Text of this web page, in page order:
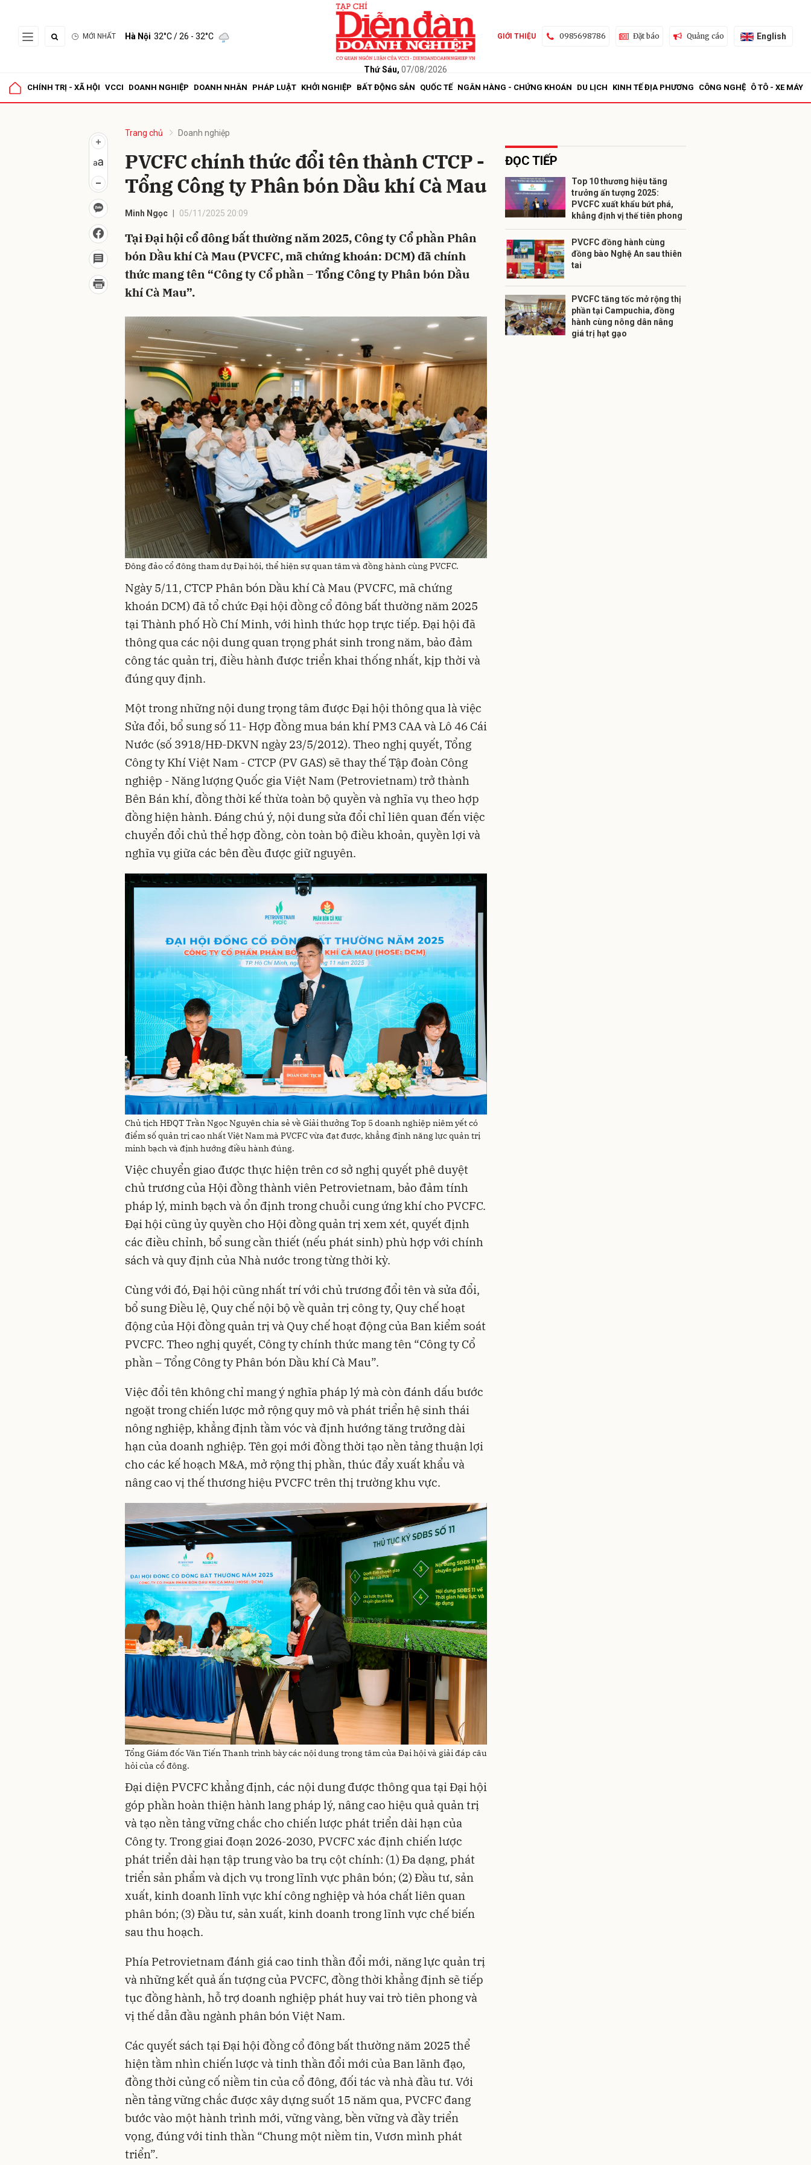
MỚI NHẤT Hà Nội 32°C/ 26 - 32°C
Thứ Sáu, 07/08/2026
GIỚI THIỆU 0985698786 Đặt báo Quảng cáo English
CHÍNH TRỊ - XÃ HỘI VCCI DOANH NGHIỆP DOANH NHÂN PHÁP LUẬT KHỞI NGHIỆP BẤT ĐỘNG SẢN QUỐC TẾ NGÂN HÀNG - CHỨNG KHOÁN DU LỊCH KINH TẾ ĐỊA PHƯƠNG CÔNG NGHỆ Ô TÔ - XE MÁY
Trang chủ Doanh nghiệp
PVCFC chính thức đổi tên thành CTCP -
Tổng Công ty Phân bón Dầu khí Cà Mau
Minh Ngọc 05/11/2025 20:09
Tại Đại hội cổ đông bất thường năm 2025, Công ty Cổ phần Phân
bón Dầu khí Cà Mau (PVCFC, mã chứng khoán: DCM) đã chính
thức mang tên “Công ty Cổ phần – Tổng Công ty Phân bón Dầu
khí Cà Mau”.
Đông đảo cổ đông tham dự Đại hội, thể hiện sự quan tâm và đồng hành cùng PVCFC.
Ngày 5/11, CTCP Phân bón Dầu khí Cà Mau (PVCFC, mã chứng
khoán DCM) đã tổ chức Đại hội đồng cổ đông bất thường năm 2025
tại Thành phố Hồ Chí Minh, với hình thức họp trực tiếp. Đại hội đã
thông qua các nội dung quan trọng phát sinh trong năm, bảo đảm
công tác quản trị, điều hành được triển khai thống nhất, kịp thời và
đúng quy định.
Một trong những nội dung trọng tâm được Đại hội thông qua là việc
Sửa đổi, bổ sung số 11- Hợp đồng mua bán khí PM3 CAA và Lô 46 Cái
Nước (số 3918/HĐ-DKVN ngày 23/5/2012). Theo nghị quyết, Tổng
Công ty Khí Việt Nam - CTCP (PV GAS) sẽ thay thế Tập đoàn Công
nghiệp - Năng lượng Quốc gia Việt Nam (Petrovietnam) trở thành
Bên Bán khí, đồng thời kế thừa toàn bộ quyền và nghĩa vụ theo hợp
đồng hiện hành. Đáng chú ý, nội dung sửa đổi chỉ liên quan đến việc
chuyển đổi chủ thể hợp đồng, còn toàn bộ điều khoản, quyền lợi và
nghĩa vụ giữa các bên đều được giữ nguyên.
Chủ tịch HĐQT Trần Ngọc Nguyên chia sẻ về Giải thưởng Top 5 doanh nghiệp niêm yết có
điểm số quản trị cao nhất Việt Nam mà PVCFC vừa đạt được, khẳng định năng lực quản trị
minh bạch và định hướng điều hành đúng.
Việc chuyển giao được thực hiện trên cơ sở nghị quyết phê duyệt
chủ trương của Hội đồng thành viên Petrovietnam, bảo đảm tính
pháp lý, minh bạch và ổn định trong chuỗi cung ứng khí cho PVCFC.
Đại hội cũng ủy quyền cho Hội đồng quản trị xem xét, quyết định
các điều chỉnh, bổ sung cần thiết (nếu phát sinh) phù hợp với chính
sách và quy định của Nhà nước trong từng thời kỳ.
Cùng với đó, Đại hội cũng nhất trí với chủ trương đổi tên và sửa đổi,
bổ sung Điều lệ, Quy chế nội bộ về quản trị công ty, Quy chế hoạt
động của Hội đồng quản trị và Quy chế hoạt động của Ban kiểm soát
PVCFC. Theo nghị quyết, Công ty chính thức mang tên “Công ty Cổ
phần – Tổng Công ty Phân bón Dầu khí Cà Mau”.
Việc đổi tên không chỉ mang ý nghĩa pháp lý mà còn đánh dấu bước
ngoặt trong chiến lược mở rộng quy mô và phát triển hệ sinh thái
nông nghiệp, khẳng định tầm vóc và định hướng tăng trưởng dài
hạn của doanh nghiệp. Tên gọi mới đồng thời tạo nền tảng thuận lợi
cho các kế hoạch M&A, mở rộng thị phần, thúc đẩy xuất khẩu và
nâng cao vị thế thương hiệu PVCFC trên thị trường khu vực.
Tổng Giám đốc Văn Tiến Thanh trình bày các nội dung trọng tâm của Đại hội và giải đáp câu
hỏi của cổ đông.
Đại diện PVCFC khẳng định, các nội dung được thông qua tại Đại hội
góp phần hoàn thiện hành lang pháp lý, nâng cao hiệu quả quản trị
và tạo nền tảng vững chắc cho chiến lược phát triển dài hạn của
Công ty. Trong giai đoạn 2026-2030, PVCFC xác định chiến lược
phát triển dài hạn tập trung vào ba trụ cột chính: (1) Đa dạng, phát
triển sản phẩm và dịch vụ trong lĩnh vực phân bón; (2) Đầu tư, sản
xuất, kinh doanh lĩnh vực khí công nghiệp và hóa chất liên quan
phân bón; (3) Đầu tư, sản xuất, kinh doanh trong lĩnh vực chế biến
sau thu hoạch.
Phía Petrovietnam đánh giá cao tinh thần đổi mới, năng lực quản trị
và những kết quả ấn tượng của PVCFC, đồng thời khẳng định sẽ tiếp
tục đồng hành, hỗ trợ doanh nghiệp phát huy vai trò tiên phong và
vị thế dẫn đầu ngành phân bón Việt Nam.
Các quyết sách tại Đại hội đồng cổ đông bất thường năm 2025 thể
hiện tầm nhìn chiến lược và tinh thần đổi mới của Ban lãnh đạo,
đồng thời củng cố niềm tin của cổ đông, đối tác và nhà đầu tư. Với
nền tảng vững chắc được xây dựng suốt 15 năm qua, PVCFC đang
bước vào một hành trình mới, vững vàng, bền vững và đầy triển
vọng, đúng với tinh thần “Chung một niềm tin, Vươn mình phát
triển”.
ĐỌC TIẾP
Top 10 thương hiệu tăng
trưởng ấn tượng 2025:
PVCFC xuất khẩu bứt phá,
khẳng định vị thế tiên phong
PVCFC đồng hành cùng
đồng bào Nghệ An sau thiên
tai
PVCFC tăng tốc mở rộng thị
phần tại Campuchia, đồng
hành cùng nông dân nâng
giá trị hạt gạo
Gửi